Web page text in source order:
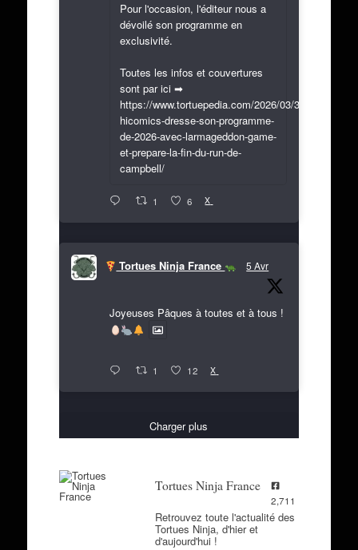
Pour l'occasion, l'éditeur nous a
dévoilé son programme en
exclusivité.
Toutes les infos et couvertures
sont par ici ➡
https://www.tortuepedia.com/2026/03/31/exclusif-
hicomics-dresse-son-programme-
de-2026-avec-larmageddon-game-
et-prepare-la-fin-du-run-de-
campbell/
1 6 X
Tortues Ninja France 5 Avr
Joyeuses Pâques à toutes et à tous !
1 12 X
Charger plus
Tortues Ninja France
2,711
Retrouvez toute l'actualité des
Tortues Ninja, d'hier et
d'aujourd'hui !